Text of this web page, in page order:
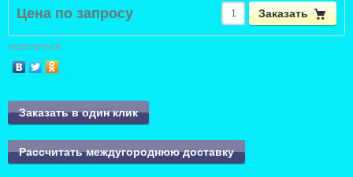
Цена по запросу Заказать
поделиться
Заказать в один клик
Рассчитать междугороднюю доставку